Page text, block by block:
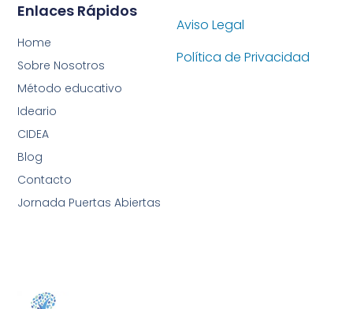
Aviso Legal
Política de Privacidad
Enlaces Rápidos
Home
Sobre Nosotros
Método educativo
Ideario
CIDEA
Blog
Contacto
Jornada Puertas Abiertas